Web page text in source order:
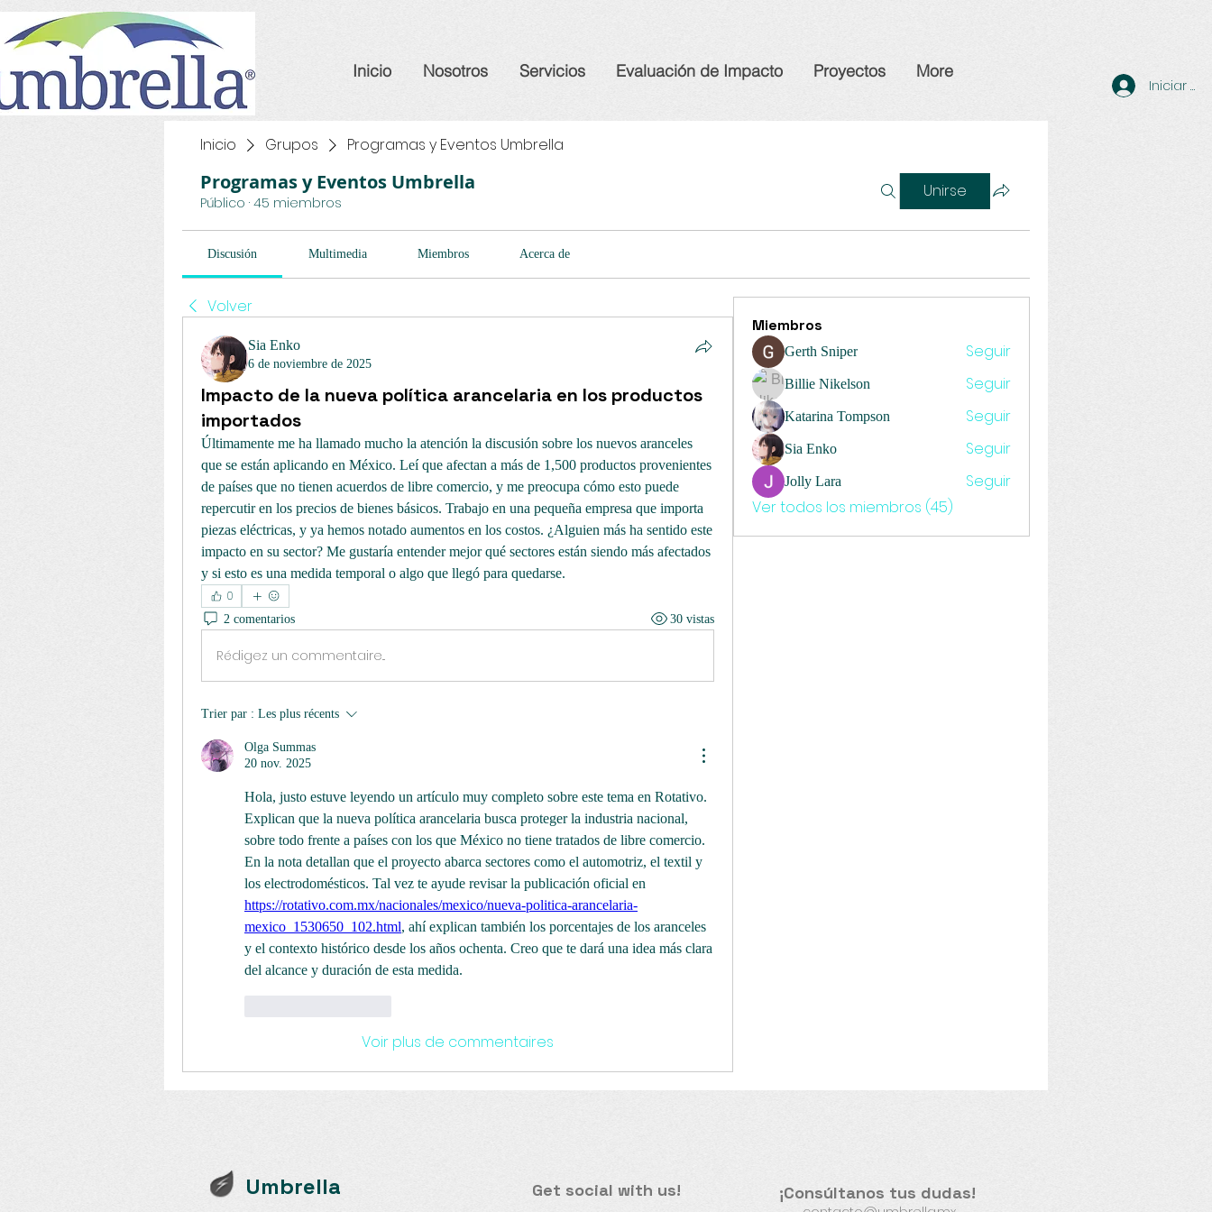
Inicio Nosotros Servicios Evaluación de Impacto Proyectos More
Iniciar
Inicio Grupos Programas y Eventos Umbrella
Programas y Eventos Umbrella
Público · 45 miembros
Unirse
Discusión Multimedia Miembros Acerca de
Volver
Sia Enko
6 de noviembre de 2025
Impacto de la nueva política arancelaria en los productos
importados
Últimamente me ha llamado mucho la atención la discusión sobre los nuevos aranceles
que se están aplicando en México. Leí que afectan a más de 1,500 productos provenientes
de países que no tienen acuerdos de libre comercio, y me preocupa cómo esto puede
repercutir en los precios de bienes básicos. Trabajo en una pequeña empresa que importa
piezas eléctricas, y ya hemos notado aumentos en los costos. ¿Alguien más ha sentido este
impacto en su sector? Me gustaría entender mejor qué sectores están siendo más afectados
y si esto es una medida temporal o algo que llegó para quedarse.
0
2 comentarios 30 vistas
Rédigez un commentaire...
Trier par : Les plus récents
Olga Summas
20 nov. 2025
Hola, justo estuve leyendo un artículo muy completo sobre este tema en Rotativo.
Explican que la nueva política arancelaria busca proteger la industria nacional,
sobre todo frente a países con los que México no tiene tratados de libre comercio.
En la nota detallan que el proyecto abarca sectores como el automotriz, el textil y
https://rotativo.com.mx/nacionales/mexico/nueva-politica-arancelaria-
mexico_1530650_102.html, ahí explican también los porcentajes de los aranceles
y el contexto histórico desde los años ochenta. Creo que te dará una idea más clara
del alcance y duración de esta medida.
Voir plus de commentaires
Miembros
Gerth Sniper Seguir
Billie Nikelson Seguir
Katarina Tompson Seguir
Sia Enko Seguir
Jolly Lara
Seguir
Ver todos los miembros (45)
Umbrella Get social with us! ¡Consúltanos tus dudas!